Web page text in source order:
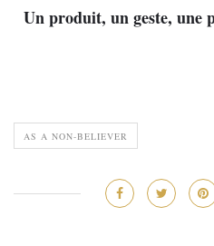
Un produit, un geste, une
AS A NON-BELIEVER